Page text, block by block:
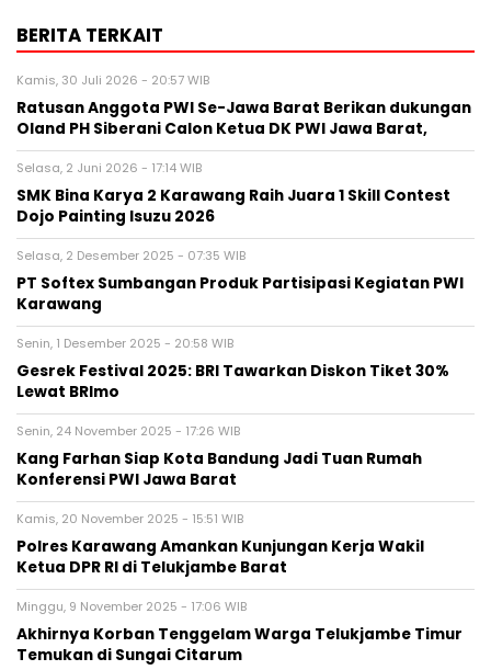
BERITA TERKAIT
Kamis, 30 Juli 2026 - 20:57 WIB
Ratusan Anggota PWI Se-Jawa Barat Berikan dukungan
Oland PH Siberani Calon Ketua DK PWI Jawa Barat,
Selasa, 2 Juni 2026 - 17:14 WIB
SMK Bina Karya 2 Karawang Raih Juara 1 Skill Contest
Dojo Painting Isuzu 2026
Selasa, 2 Desember 2025 - 07:35 WIB
PT Softex Sumbangan Produk Partisipasi Kegiatan PWI
Karawang
Senin, 1 Desember 2025 - 20:58 WIB
Gesrek Festival 2025: BRI Tawarkan Diskon Tiket 30%
Lewat BRImo
Senin, 24 November 2025 - 17:26 WIB
Kang Farhan Siap Kota Bandung Jadi Tuan Rumah
Konferensi PWI Jawa Barat
Kamis, 20 November 2025 - 15:51 WIB
Polres Karawang Amankan Kunjungan Kerja Wakil
Ketua DPR RI di Telukjambe Barat
Minggu, 9 November 2025 - 17:06 WIB
Akhirnya Korban Tenggelam Warga Telukjambe Timur
Temukan di Sungai Citarum